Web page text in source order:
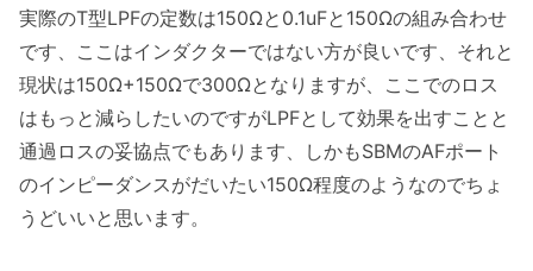
実際のT型LPFの定数は150Ωと0.1uFと150Ωの組み合わせ
です、ここはインダクターではない方が良いです、それと
現状は150Ω+150Ωで300Ωとなりますが、ここでのロス
はもっと減らしたいのですがLPFとして効果を出すことと
通過ロスの妥協点でもあります、しかもSBMのAFポート
のインピーダンスがだいたい150Ω程度のようなのでちょ
うどいいと思います。